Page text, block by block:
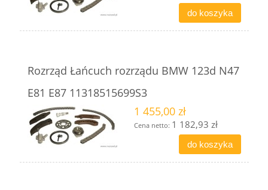
do koszyka
Rozrząd Łańcuch rozrządu BMW 123d N47
E81 E87 11318515699S3
1 455,00 zł
Cena netto: 1 182,93 zł
do koszyka